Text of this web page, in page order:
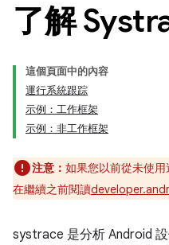
了解
這個頁面中的內容
運行系統跟踪
示例：工作框架
示例：非工作框架
注意： 如果您以前從未使
在繼續之前閱讀
systrace 是分析 Android